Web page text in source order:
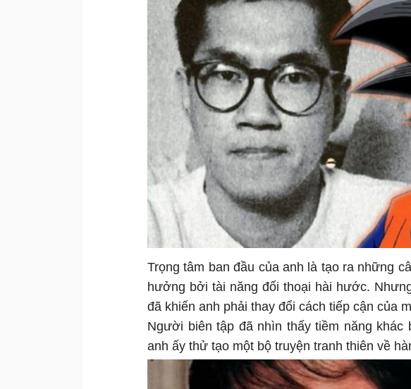
Trọng tâm ban đầu của anh là tạo ra những
hưởng bởi tài năng đối thoại hài hước.
đã khiến anh phải thay đổi cách tiếp cận của
Người biên tập đã nhìn thấy tiềm năng
anh ấy thử tạo một bộ truyện tranh thiên về